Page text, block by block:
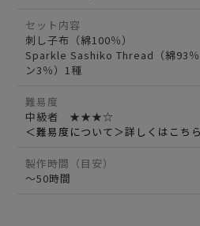
セット内容
刺し子布（綿100％）
Sparkle Sashiko Thread（綿93
ン3％）1種
難易度
中級者 ★★★☆
＜難易度について＞詳しくはこちら
製作時間（目安）
～50時間